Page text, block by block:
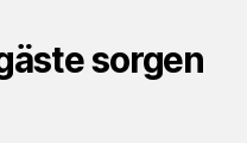
sorgen